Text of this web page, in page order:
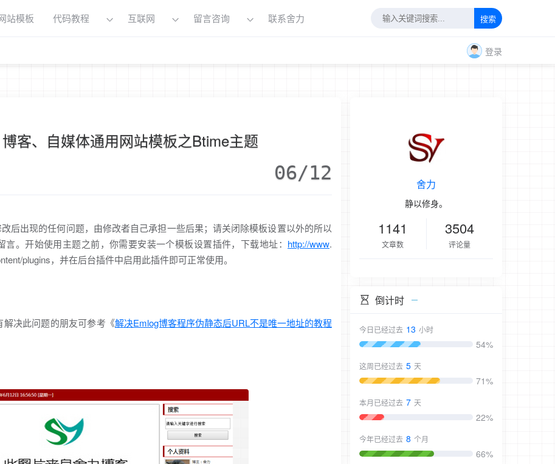
站模板 代码教程 互联网 留言咨询 联系舍力 搜索
登录
客、自媒体通用网站模板之Btime主题
06/12
后出现的任何问题，由修改者自己承担一些后果；请关闭除模板设置以外的所以
。开始使用主题之前，你需要安装一个模板设置插件，下载地址： http://www.
plugins，并在后台插件中启用此插件即可正常使用。
决此问题的朋友可参考《解决Emlog博客程序伪静态后URL不是唯一地址的教程
舍力
静以修身。
1141
文章数
3504
评论量
倒计时
今日已经过去 13 小时
54%
这周已经过去 5 天
71%
本月已经过去 7 天
22%
今年已经过去 8 个月
66%